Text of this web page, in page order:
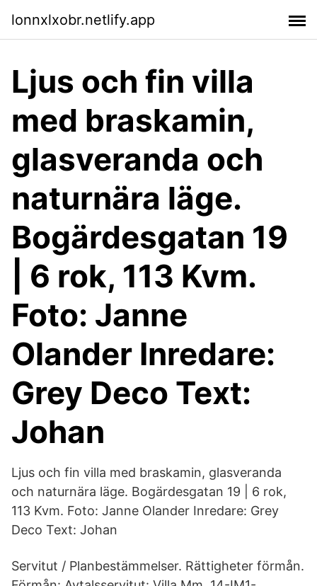
lonnxlxobr.netlify.app
Ljus och fin villa
med braskamin,
glasveranda och
naturnära läge.
Bogärdesgatan 19
| 6 rok, 113 Kvm.
Foto: Janne
Olander Inredare:
Grey Deco Text:
Johan
Ljus och fin villa med braskamin, glasveranda
och naturnära läge. Bogärdesgatan 19 | 6 rok,
113 Kvm. Foto: Janne Olander Inredare: Grey
Deco Text: Johan
Servitut / Planbestämmelser. Rättigheter förmån.